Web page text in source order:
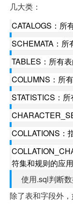
几大类：
CATALOGS：所
SCHEMATA：所
TABLES：所有
COLUMNS：所
STATISTICS：
COLLATIONS：
符集和规则的应
使用.sql判断
除了表和字段外